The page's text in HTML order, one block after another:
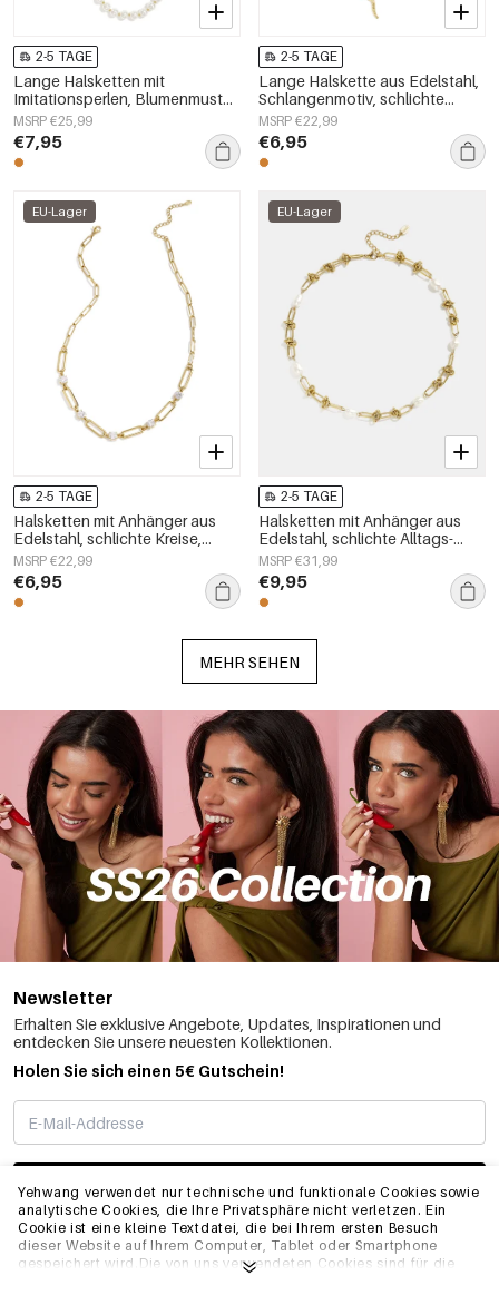
Yehwang verwendet nur technische und funktionale Cookies sowie
analytische Cookies, die Ihre Privatsphäre nicht verletzen. Ein
Cookie ist eine kleine Textdatei, die bei Ihrem ersten Besuch
dieser Website auf Ihrem Computer, Tablet oder Smartphone
gespeichert wird.Die von uns verwendeten Cookies sind für die
2-5 TAGE
Lange Halsketten mit
Imitationsperlen, Blumenmuster,
schlichte und elegante
Damenschmuckserie
MSRP €25,99
€7,95
2-5 TAGE
Lange Halskette aus Edelstahl,
Schlangenmotiv, schlichte
Alltags-Serie, Damenschmuck
MSRP €22,99
€6,95
EU-Lager
2-5 TAGE
Halsketten mit Anhänger aus
Edelstahl, schlichte Kreise,
Alltagsschmuck-Serie,
Damenschmuck
MSRP €22,99
€6,95
EU-Lager
2-5 TAGE
Halsketten mit Anhänger aus
Edelstahl, schlichte Alltags-
Serie, Damenschmuck
MSRP €31,99
€9,95
MEHR SEHEN
Newsletter
Erhalten Sie exklusive Angebote, Updates, Inspirationen und
entdecken Sie unsere neuesten Kollektionen.
Holen Sie sich einen 5€ Gutschein!
ABONNIEREN
INFO